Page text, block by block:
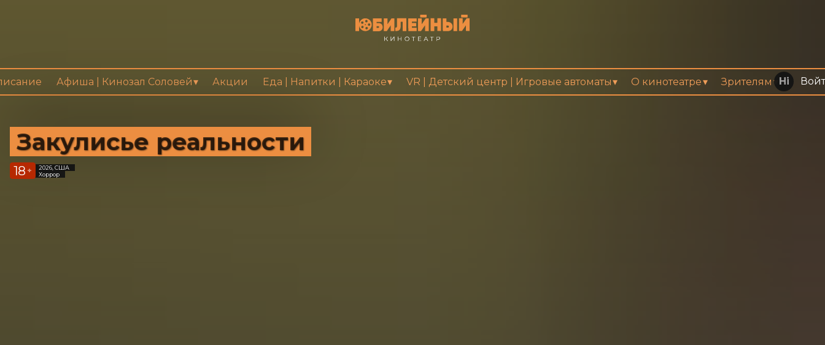
Афиша | Кинозал Соловей Акции Еда | Напитки | Караоке VR | Детский центр | Игровые автоматы О кинотеатре Зрителям
Закулисье реальности
18 +
2026, США
Хоррор